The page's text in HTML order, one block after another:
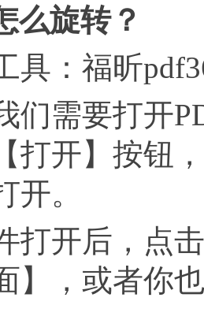
么旋转？
：福昕
需要打开
打开】按钮
开。
开后，点击
】，或者你